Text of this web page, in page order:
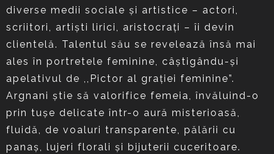
diverse medii sociale şi artistice – actori,
scriitori, artişti lirici, aristocraţi – îi devin
clientelă. Talentul său se revelează însă mai
ales în portretele feminine, câştigându-şi
apelativul de ,,Pictor al graţiei feminine”.
Argnani ştie să valorifice femeia, învăluind-o
prin tuşe delicate într-o aură misterioasă,
fluidă, de voaluri transparente, pălării cu
panaş, lujeri florali şi bijuterii cuceritoare.